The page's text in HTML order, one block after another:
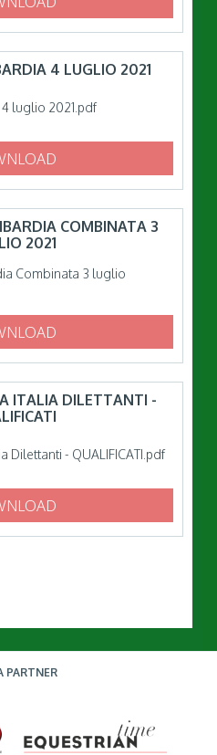
4 LUGLIO 2021
luglio 2021.pdf
COMBINATA 3
2021
Combinata 3 luglio
ITALIA DILETTANTI -
Dilettanti - QUALIFICATI.pdf
PARTNER